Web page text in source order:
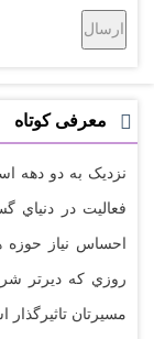
معرفی کوتاه
نزديک به دو دهه
فعاليت در
احساس نياز
روزي که ديرتر
مسيرتان تاثيرگذار